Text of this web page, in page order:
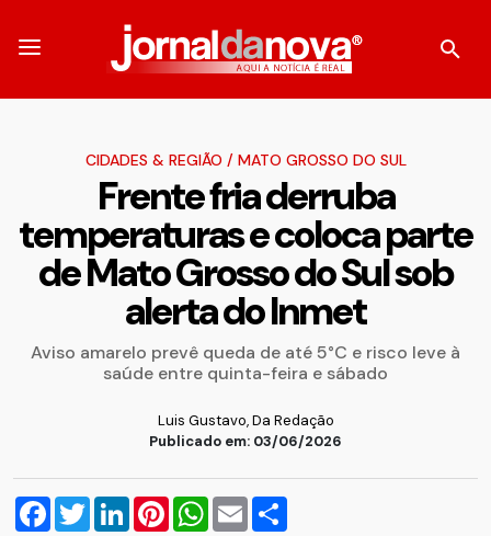
CIDADES & REGIÃO / MATO GROSSO DO SUL
Frente fria derruba
temperaturas e coloca parte
de Mato Grosso do Sul sob
alerta do Inmet
Aviso amarelo prevê queda de até 5°C e risco leve à
saúde entre quinta-feira e sábado
Luis Gustavo, Da Redação
Publicado em: 03/06/2026
Facebook
TwitterLinkedInPinterestWhatsApp
Email